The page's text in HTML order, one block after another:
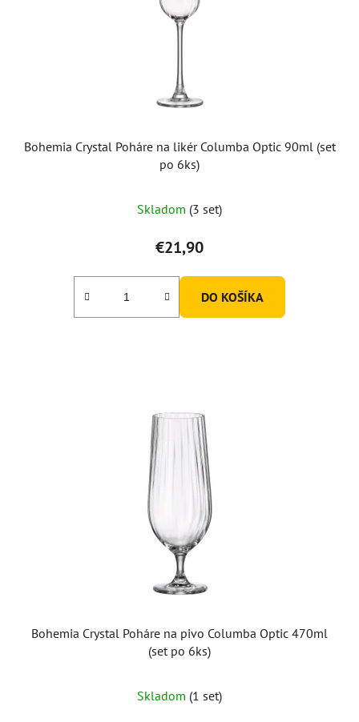
Bohemia Crystal Poháre na likér Columba Optic 90ml (set
po 6ks)
Skladom (3 set)
€21,90
DO KOŠÍKA
Bohemia Crystal Poháre na pivo Columba Optic 470ml
(set po 6ks)
Skladom (1 set)